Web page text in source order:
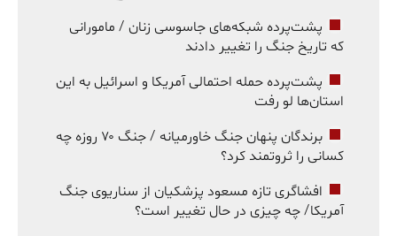
پشت‌پرده شبکه‌های جاسوسی زنان / مامورانی
که تاریخ جنگ را تغییر دادند
پشت‌پرده حمله احتمالی آمریکا و اسرائیل به این
استان‌ها لو رفت
برندگان پنهان جنگ خاورمیانه / جنگ ۷۰ روزه چه
کسانی را ثروتمند کرد؟
افشاگری تازه مسعود پزشکیان از سناریوی جنگ
آمریکا/ چه چیزی در حال تغییر است؟